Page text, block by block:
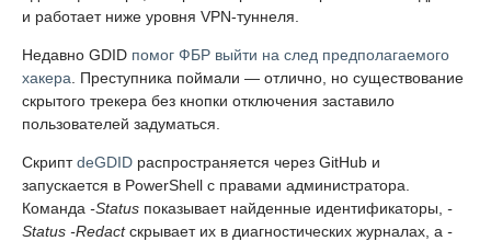
и работает ниже уровня VPN-туннеля.
Недавно GDID помог ФБР выйти на след предполагаемого
хакера . Преступника поймали — отлично, но существование
скрытого трекера без кнопки отключения заставило
пользователей задуматься.
СкриптdeGDID распространяется через GitHub и
запускается в PowerShell с правами администратора.
Команда -Status показывает найденные идентификаторы, -
Status -Redactскрывает их в диагностических журналах, а -